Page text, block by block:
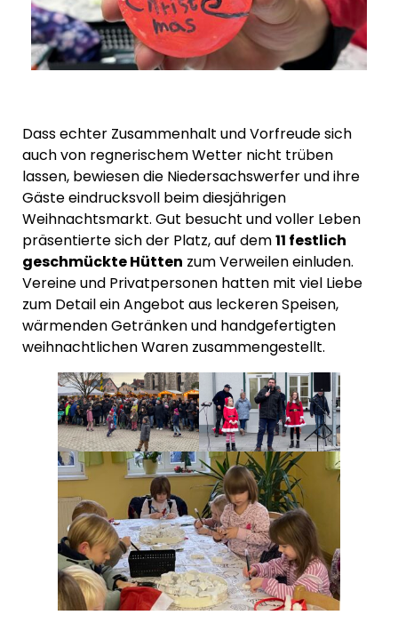
Dass echter Zusammenhalt und Vorfreude sich
auch von regnerischem Wetter nicht trüben
lassen, bewiesen die Niedersachswerfer und ihre
Gäste eindrucksvoll beim diesjährigen
Weihnachtsmarkt. Gut besucht und voller Leben
präsentierte sich der Platz, auf dem11 festlich
geschmückte Hütten zum Verweilen einluden.
Vereine und Privatpersonen hatten mit viel Liebe
zum Detail ein Angebot aus leckeren Speisen,
wärmenden Getränken und handgefertigten
weihnachtlichen Waren zusammengestellt.